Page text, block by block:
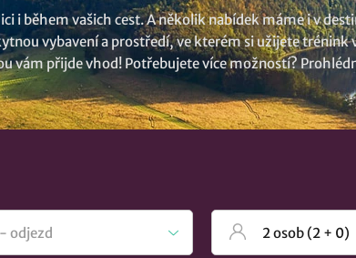
i během vašich cest. A několik nabídek máme i v
vybavení a prostředí, ve kterém si užijete trénink
vám přijde vhod! Potřebujete více možností?